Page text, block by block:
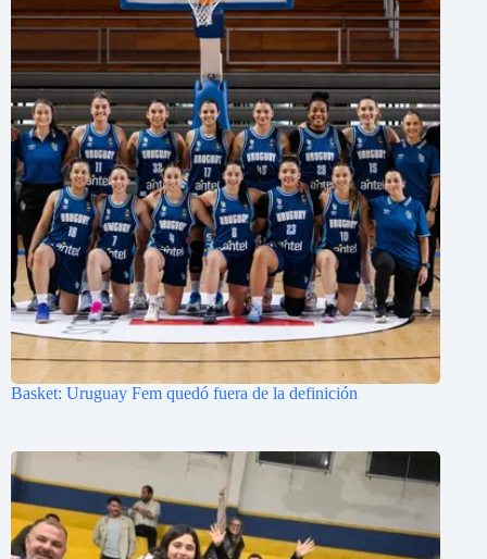
Basket: Uruguay Fem quedó fuera de la definición